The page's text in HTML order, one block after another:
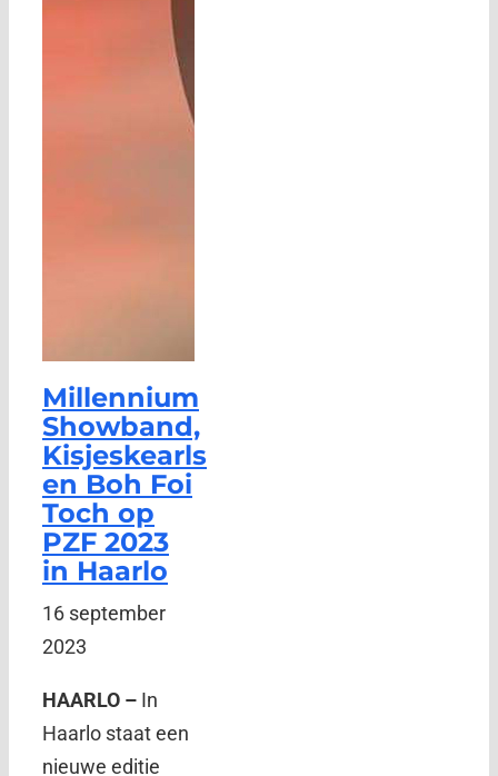
Millennium
Showband,
Kisjeskearls
en Boh Foi
Toch op
PZF 2023
in Haarlo
16 september
2023
HAARLO – In
Haarlo staat een
nieuwe editie